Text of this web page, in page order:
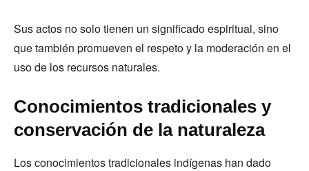
Sus actos no solo tienen un significado espiritual, sino
que también promueven el respeto y la moderación en el
uso de los recursos naturales.
Conocimientos tradicionales y
conservación de la naturaleza
Los conocimientos tradicionales indígenas han dado